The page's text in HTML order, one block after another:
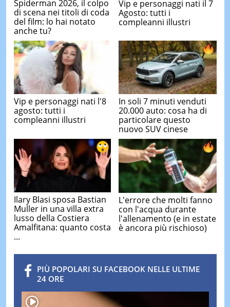
Spiderman 2026, il colpo
di scena nei titoli di coda
del film: lo hai notato
anche tu?
Vip e personaggi nati il 7
Agosto: tutti i
compleanni illustri
Vip e personaggi nati l'8
agosto: tutti i
compleanni illustri
In soli 7 minuti venduti
20.000 auto: cosa ha di
particolare questo
nuovo SUV cinese
Ilary Blasi sposa Bastian
Muller in una villa extra
lusso della Costiera
Amalfitana: quanto costa
...
L'errore che molti fanno
con l'acqua durante
l'allenamento (e in estate
è ancora più rischioso)
PIÙ POPOLARI SU FACEBOOK NELLE ULTIME
24 ORE